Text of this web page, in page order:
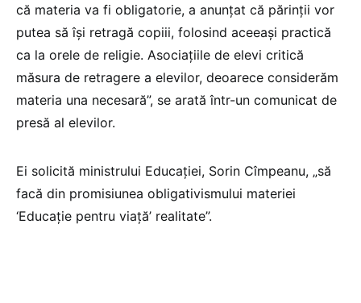
că materia va fi obligatorie, a anunţat că părinţii vor
putea să îşi retragă copiii, folosind aceeaşi practică
ca la orele de religie. Asociaţiile de elevi critică
măsura de retragere a elevilor, deoarece considerăm
materia una necesară”, se arată într-un comunicat de
presă al elevilor.
Ei solicită ministrului Educaţiei, Sorin Cîmpeanu, „să
facă din promisiunea obligativismului materiei
‘Educaţie pentru viaţă’ realitate”.